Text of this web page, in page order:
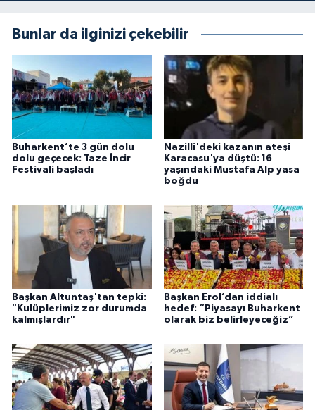
Bunlar da ilginizi çekebilir
Buharkent’te 3 gün dolu
dolu geçecek: Taze İncir
Festivali başladı
Nazilli'deki kazanın ateşi
Karacasu'ya düştü: 16
yaşındaki Mustafa Alp yasa
boğdu
Başkan Altuntaş'tan tepki:
"Kulüplerimiz zor durumda
kalmışlardır"
Başkan Erol’dan iddialı
hedef: “Piyasayı Buharkent
olarak biz belirleyeceğiz”